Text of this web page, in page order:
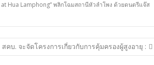
Hua Lamphong” พลิกโฉมสถานีหัวลำโพง ด้วยดนตรีแจ๊ส
สคบ. จะจัดโครงการเกี่ยวกับการคุ้มครองผู้สูงอายุ :